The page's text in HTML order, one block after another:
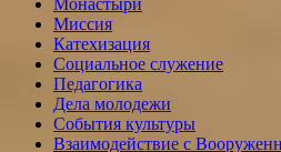
Миссия
Катехизация
Социальное служение
Педагогика
Дела молодежи
События культуры
Взаимодействие с